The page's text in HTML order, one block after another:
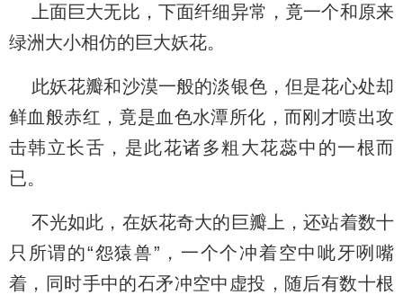
上面巨大无比，下面纤细异常，竟一个和原来
绿洲大小相仿的巨大妖花。
此妖花瓣和沙漠一般的淡银色，但是花心处却
鲜血般赤红，竟是血色水潭所化，而刚才喷出攻
击韩立长舌，是此花诸多粗大花蕊中的一根而
已。
不光如此，在妖花奇大的巨瓣上，还站着数十
只所谓的“怨猿兽”，一个个冲着空中呲牙咧嘴
着，同时手中的石矛冲空中虚投，随后有数十根